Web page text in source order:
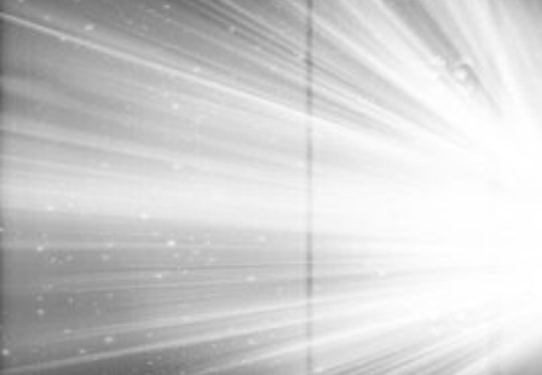
Trabaja con nosotros
Novedades